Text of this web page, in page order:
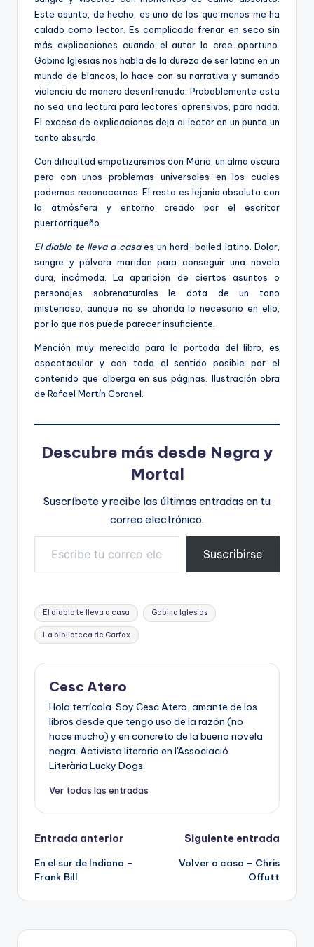
Este asunto, de hecho, es uno de los que menos me ha
calado como lector. Es complicado frenar en seco sin
más explicaciones cuando el autor lo cree oportuno.
Gabino Iglesias nos habla de la dureza de ser latino en un
mundo de blancos, lo hace con su narrativa y sumando
violencia de manera desenfrenada. Probablemente esta
no sea una lectura para lectores aprensivos, para nada.
El exceso de explicaciones deja al lector en un punto un
tanto absurdo.
Con dificultad empatizaremos con Mario, un alma oscura
pero con unos problemas universales en los cuales
podemos reconocernos. El resto es lejanía absoluta con
la atmósfera y entorno creado por el escritor
puertorriqueño.
El diablo te lleva a casaes un hard-boiled latino. Dolor,
sangre y pólvora maridan para conseguir una novela
dura, incómoda. La aparición de ciertos asuntos o
personajes sobrenaturales le dota de un tono
misterioso, aunque no se ahonda lo necesario en ello,
por lo que nos puede parecer insuficiente.
Mención muy merecida para la portada del libro, es
espectacular y con todo el sentido posible por el
contenido que alberga en sus páginas. Ilustración obra
de Rafael Martín Coronel.
Descubre más desde Negra y
Mortal
Suscríbete y recibe las últimas entradas en tu
correo electrónico.
Escribe tu correo electrónico…
Suscribirse
Etiquetas:
El diablo te lleva a casa Gabino Iglesias
La biblioteca de Carfax
Cesc Atero
Hola terrícola. Soy Cesc Atero, amante de los
libros desde que tengo uso de la razón (no
hace mucho) y en concreto de la buena novela
negra. Activista literario en l'Associació
Literària Lucky Dogs.
Ver todas las entradas
Navegación
de
entradas
Entrada anterior
En el sur de Indiana –
Frank Bill
Siguiente entrada
Volver a casa – Chris
Offutt